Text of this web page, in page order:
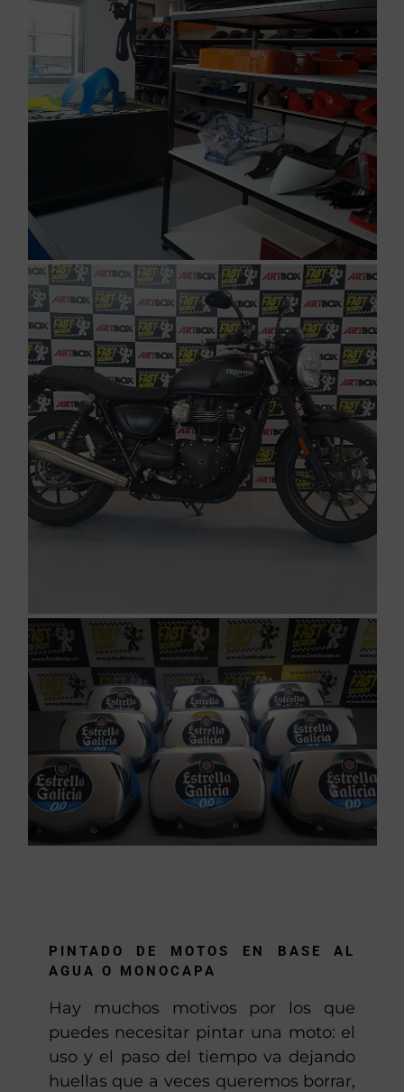
PINTADO DE MOTOS EN BASE AL
AGUA O MONOCAPA
Hay muchos motivos por los que
puedes necesitar pintar una moto: el
uso y el paso del tiempo va dejando
huellas que a veces queremos borrar,